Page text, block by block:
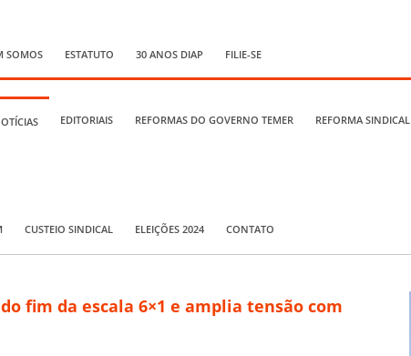
SOMOS ESTATUTO 30 ANOS DIAP FILIE-SE
EDITORIAIS REFORMAS DO GOVERNO TEMER REFORMA SINDICAL
CUSTEIO SINDICAL ELEIÇÕES 2024 CONTATO
fim da escala 6×1 e amplia tensão com